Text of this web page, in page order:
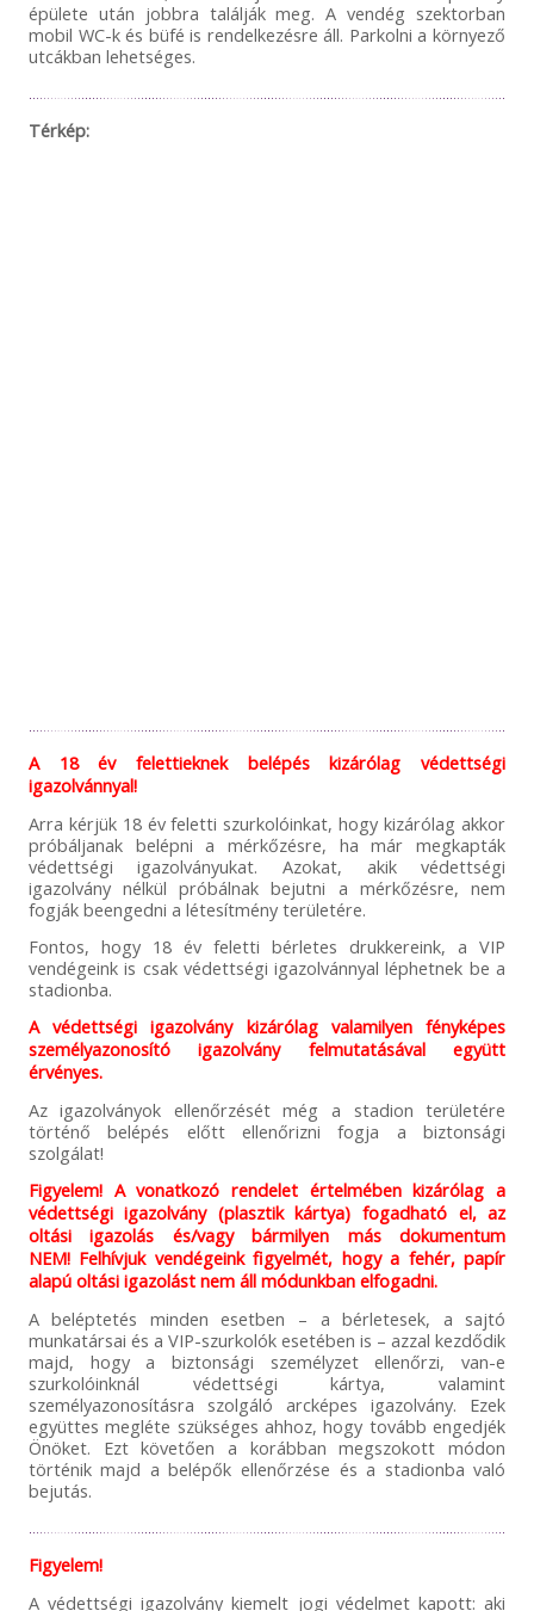
épülete után jobbra találják meg. A vendég szektorban
mobil WC-k és büfé is rendelkezésre áll. Parkolni a környező
utcákban lehetséges.
Térkép:
A 18 év felettieknek belépés kizárólag védettségi
igazolvánnyal!
Arra kérjük 18 év feletti szurkolóinkat, hogy kizárólag akkor
próbáljanak belépni a mérkőzésre, ha már megkapták
védettségi igazolványukat. Azokat, akik védettségi
igazolvány nélkül próbálnak bejutni a mérkőzésre, nem
fogják beengedni a létesítmény területére.
Fontos, hogy 18 év feletti bérletes drukkereink, a VIP
vendégeink is csak védettségi igazolvánnyal léphetnek be a
stadionba.
A védettségi igazolvány kizárólag valamilyen fényképes
személyazonosító igazolvány felmutatásával együtt
érvényes.
Az igazolványok ellenőrzését még a stadion területére
történő belépés előtt ellenőrizni fogja a biztonsági
szolgálat!
Figyelem! A vonatkozó rendelet értelmében kizárólag a
védettségi igazolvány (plasztik kártya) fogadható el, az
oltási igazolás és/vagy bármilyen más dokumentum
NEM! Felhívjuk vendégeink figyelmét, hogy a fehér, papír
alapú oltási igazolást nem áll módunkban elfogadni.
A beléptetés minden esetben – a bérletesek, a sajtó
munkatársai és a VIP-szurkolók esetében is – azzal kezdődik
majd, hogy a biztonsági személyzet ellenőrzi, van-e
szurkolóinknál védettségi kártya, valamint
személyazonosításra szolgáló arcképes igazolvány. Ezek
együttes megléte szükséges ahhoz, hogy tovább engedjék
Önöket. Ezt követően a korábban megszokott módon
történik majd a belépők ellenőrzése és a stadionba való
bejutás.
Figyelem!
A védettségi igazolvány kiemelt jogi védelmet kapott: aki